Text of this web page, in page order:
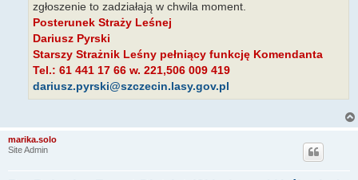
zgłoszenie to zadziałają w chwila moment.
Posterunek Straży Leśnej
Dariusz Pyrski
Starszy Strażnik Leśny pełniący funkcję Komendanta
Tel.: 61 441 17 66 w. 221,506 009 419
dariusz.pyrski@szczecin.lasy.gov.pl
marika.solo
Site Admin